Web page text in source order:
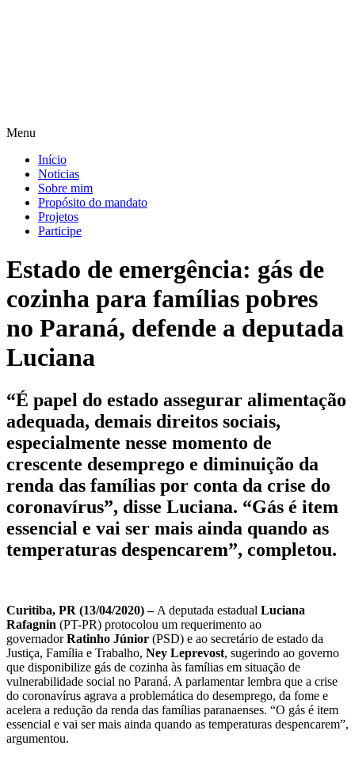
Menu
Início
Noticias
Sobre mim
Propósito do mandato
Projetos
Participe
Estado de emergência: gás de
cozinha para famílias pobres
no Paraná, defende a deputada
Luciana
“É papel do estado assegurar alimentação
adequada, demais direitos sociais,
especialmente nesse momento de
crescente desemprego e diminuição da
renda das famílias por conta da crise do
coronavírus”, disse Luciana. “Gás é item
essencial e vai ser mais ainda quando as
temperaturas despencarem”, completou.
Curitiba, PR (13/04/2020) –A deputada estadual Luciana
Rafagnin (PT-PR) protocolou um requerimento ao
governadorRatinho Júnior (PSD) e ao secretário de estado da
Justiça, Família e Trabalho, Ney Leprevost, sugerindo ao governo
que disponibilize gás de cozinha às famílias em situação de
vulnerabilidade social no Paraná. A parlamentar lembra que a crise
do coronavírus agrava a problemática do desemprego, da fome e
acelera a redução da renda das famílias paranaenses. “O gás é item
essencial e vai ser mais ainda quando as temperaturas despencarem”,
argumentou.